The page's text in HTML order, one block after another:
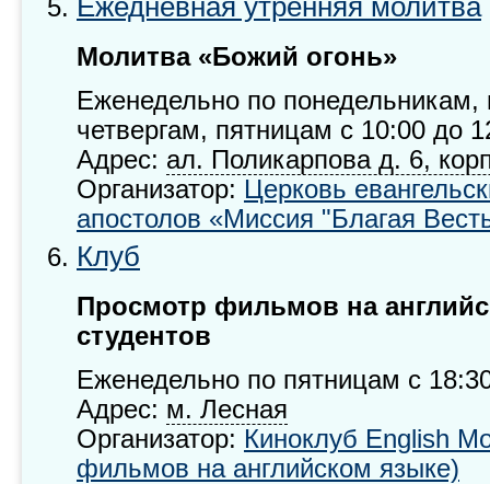
Ежедневная утренняя молитва
Молитва «Божий огонь»
Еженедельно по понедельникам,
четвергам, пятницам с 10:00 до
Адрес: ал. Поликарпова д. 6,
Организатор: Церковь
апостолов «Миссия "Благая
Клуб
Просмотр фильмов на
студентов
Еженедельно по пятницам с
Адрес: м. Лесная
Организатор: Киноклуб English
фильмов на английском языке)